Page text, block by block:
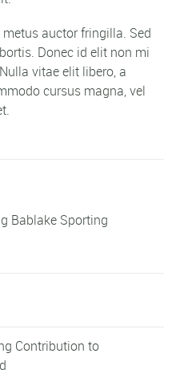
auctor fringilla. Sed
Donec id elit non mi
vitae elit libero, a
cursus magna, vel
Bablake Sporting
Contribution to